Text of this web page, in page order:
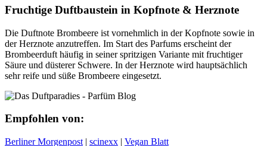
Fruchtige Duftbaustein in Kopfnote & Herznote
Die Duftnote Brombeere ist vornehmlich in der Kopfnote sowie in
der Herznote anzutreffen. Im Start des Parfums erscheint der
Brombeerduft häufig in seiner spritzigen Variante mit fruchtiger
Säure und düsterer Schwere. In der Herznote wird hauptsächlich
sehr reife und süße Brombeere eingesetzt.
Empfohlen von:
Berliner Morgenpost | scinexx | Vegan Blatt